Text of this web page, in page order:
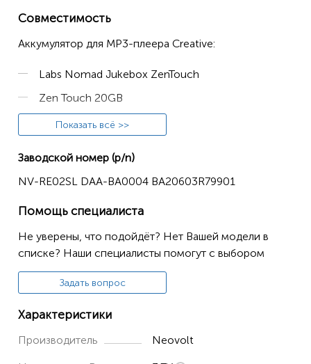
Совместимость
Аккумулятор для MP3-плеера Creative:
Labs Nomad Jukebox ZenTouch
Zen Touch 20GB
Zen Touch 40GB
Показать всё >>
Заводской номер (p/n)
NV-RE02SL DAA-BA0004 BA20603R79901
Помощь специалиста
Не уверены, что подойдёт? Нет Вашей модели в
списке? Наши специалисты помогут с выбором
Задать вопрос
Характеристики
Производитель Neovolt